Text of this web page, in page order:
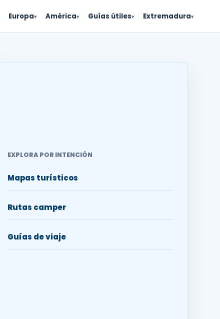
Europa▾ América▾ Guías útiles▾ Extremadura▾
EXPLORA POR INTENCIÓN
Mapas turísticos
Rutas camper
Guías de viaje